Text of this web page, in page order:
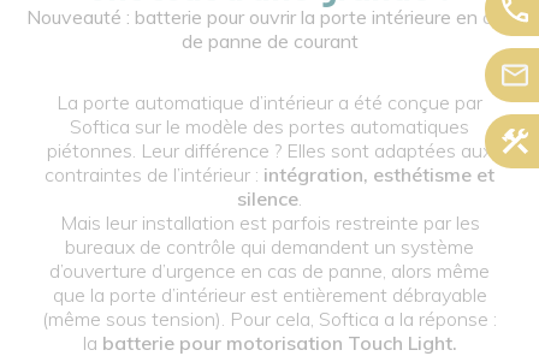
Nouveauté : batterie pour ouvrir la porte intérieure en cas
de panne de courant
La porte automatique d’intérieur a été conçue par
Softica sur le modèle des portes automatiques
piétonnes. Leur différence ? Elles sont adaptées aux
contraintes de l’intérieur : intégration, esthétisme et
silence.
Mais leur installation est parfois restreinte par les
bureaux de contrôle qui demandent un système
d’ouverture d’urgence en cas de panne, alors même
que la porte d’intérieur est entièrement débrayable
(même sous tension). Pour cela, Softica a la réponse :
la batterie pour motorisation Touch Light.